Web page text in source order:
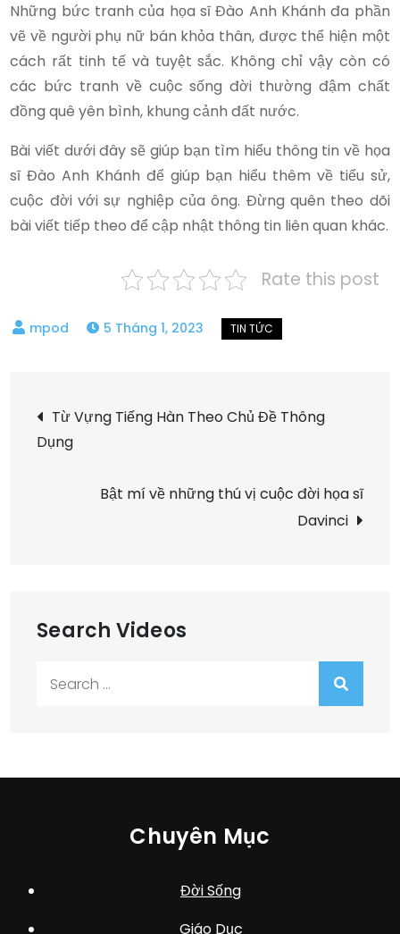
Những bức tranh của họa sĩ Đào Anh Khánh đa phần
vẽ về người phụ nữ bán khỏa thân, được thể hiện một
cách rất tinh tế và tuyệt sắc. Không chỉ vậy còn có
các bức tranh về cuộc sống đời thường đậm chất
đồng quê yên bình, khung cảnh đất nước.
Bài viết dưới đây sẽ giúp bạn tìm hiểu thông tin về họa
sĩ Đào Anh Khánh để giúp bạn hiểu thêm về tiểu sử,
cuộc đời với sự nghiệp của ông. Đừng quên theo dõi
bài viết tiếp theo để cập nhật thông tin liên quan khác.
Rate this post
5 Tháng 1, 2023
Điều
hướng
Từ Vựng Tiếng Hàn Theo Chủ Đề Thông
Dụng
Bật mí về những thú vị cuộc đời họa sĩ
Davinci
Search Videos
Chuyên Mục
Đời Sống
Giáo Dục